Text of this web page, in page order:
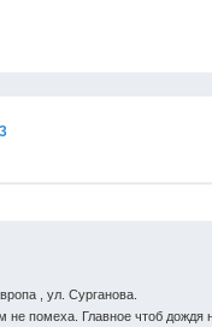
, ул. Сурганова.
не помеха. Главное чтоб дождя